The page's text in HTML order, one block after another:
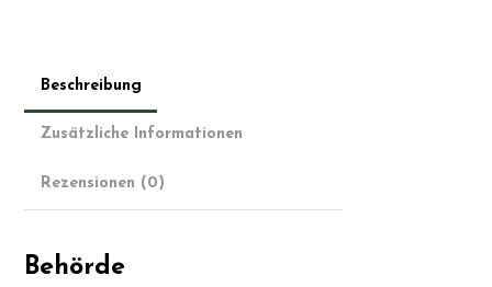
Beschreibung
Zusätzliche Informationen
Rezensionen (0)
Behörde